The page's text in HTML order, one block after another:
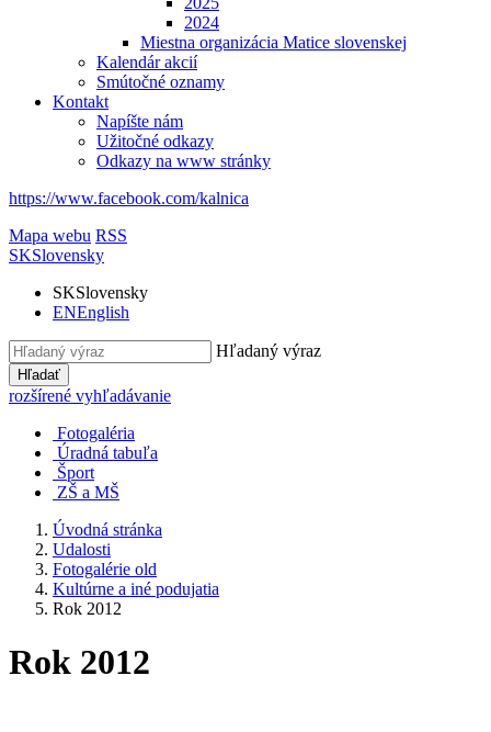
2024
Miestna organizácia Matice slovenskej
Kalendár akcií
Smútočné oznamy
Kontakt
Napíšte nám
Užitočné odkazy
Odkazy na www stránky
https://www.facebook.com/kalnica
Mapa webu RSS
SKSlovensky
SKSlovensky
ENEnglish
Hľadaný výraz
Hľadať
rozšírené vyhľadávanie
Fotogaléria
Úradná tabuľa
Šport
ZŠ a MŠ
Úvodná stránka
Udalosti
Fotogalérie old
Kultúrne a iné podujatia
Rok 2012
Rok 2012